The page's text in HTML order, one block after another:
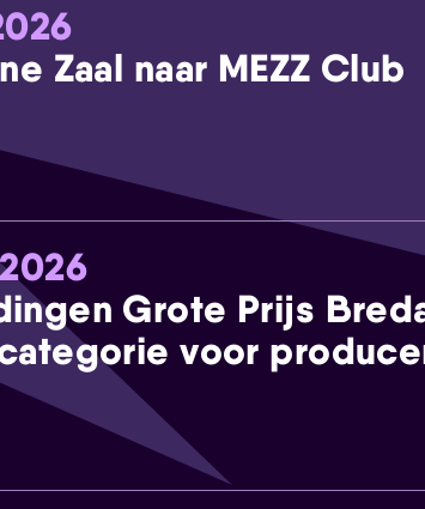
Zaal naar MEZZ Club
Grote Prijs
voor